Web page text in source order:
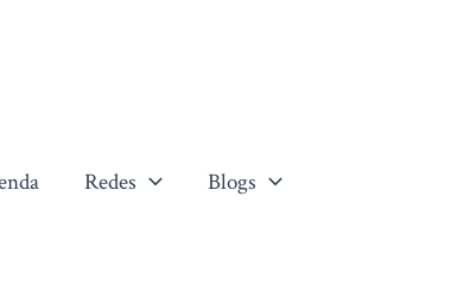
Redes Blogs